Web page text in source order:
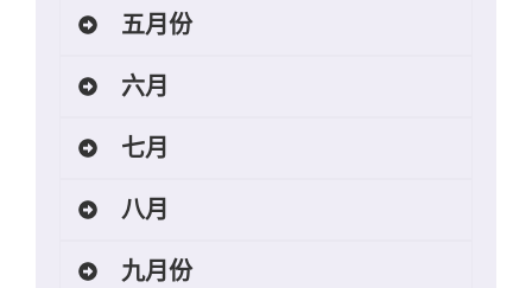
五月份
六月
七月
八月
九月份